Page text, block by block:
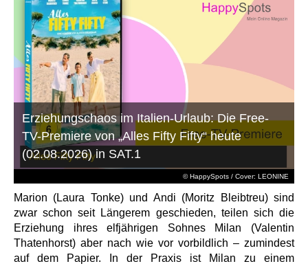
© HappySpots / Cover: LEONINE
Erziehungschaos im Italien-Urlaub: Die Free-
TV-Premiere von „Alles Fifty Fifty“ heute
(02.08.2026) in SAT.1
Marion (Laura Tonke) und Andi (Moritz Bleibtreu) sind
zwar schon seit Längerem geschieden, teilen sich die
Erziehung ihres elfjährigen Sohnes Milan (Valentin
Thatenhorst) aber nach wie vor vorbildlich – zumindest
auf dem Papier. In der Praxis ist Milan zu einem